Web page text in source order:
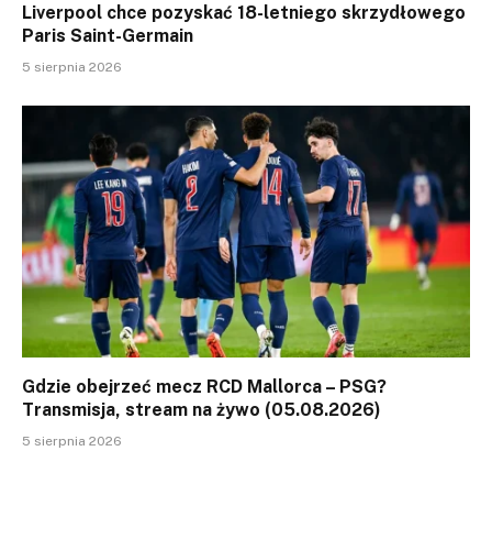
Liverpool chce pozyskać 18-letniego skrzydłowego
Paris Saint-Germain
5 sierpnia 2026
Gdzie obejrzeć mecz RCD Mallorca – PSG?
Transmisja, stream na żywo (05.08.2026)
5 sierpnia 2026